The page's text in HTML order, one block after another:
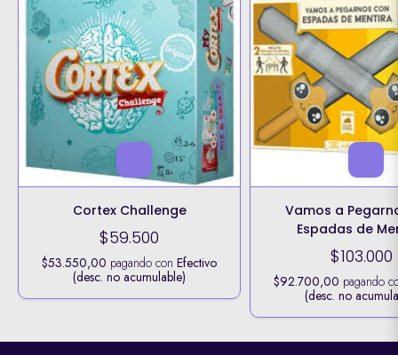
Cortex Challenge
$59.500
$53.550,00 pagando conEfectivo
(desc. no acumulable)
Vamos a
Espadas de
$103.000
$92.700,00 pagando
(desc. no